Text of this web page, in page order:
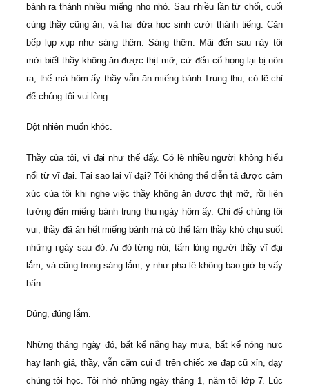
bánh ra thành nhiều miếng nho nhỏ. Sau nhiều lần từ chối, cuối
cùng thầy cũng ăn, và hai đứa học sinh cười thành tiếng. Căn
bếp lụp xụp như sáng thêm. Sáng thêm. Mãi đến sau này tôi
mới biết thầy không ăn được thịt mỡ, cứ đến cổ họng lại bị nôn
ra, thế mà hôm ấy thầy vẫn ăn miếng bánh Trung thu, có lẽ chỉ
để chúng tôi vui lòng.
Đột nhiên muốn khóc.
Thầy của tôi, vĩ đại như thế đấy. Có lẽ nhiều người không hiểu
nổi từ vĩ đại. Tại sao lại vĩ đại? Tôi không thể diễn tả được cảm
xúc của tôi khi nghe việc thầy không ăn được thịt mỡ, rồi liên
tưởng đến miếng bánh trung thu ngày hôm ấy. Chỉ để chúng tôi
vui, thầy đã ăn hết miếng bánh mà có thể làm thầy khó chịu suốt
những ngày sau đó. Ai đó từng nói, tấm lòng người thầy vĩ đại
lắm, và cũng trong sáng lắm, y như pha lê không bao giờ bị vấy
bẩn.
Đúng, đúng lắm.
Những tháng ngày đó, bất kể nắng hay mưa, bất kể nóng nực
hay lạnh giá, thầy, vẫn cặm cụi đi trên chiếc xe đạp cũ xỉn, dạy
chúng tôi học. Tôi nhớ những ngày tháng 1, năm tôi lớp 7. Lúc